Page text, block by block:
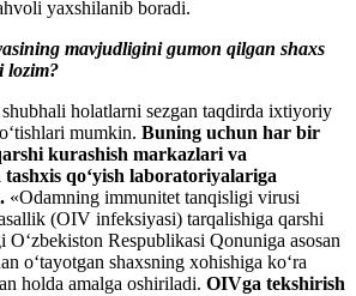
yaxshilanib boradi.
mavjudligini gumon qilgan shaxs
lozim?
holatlarni sezgan taqdirda ixtiyoriy
mumkin. Buning uchun har bir
kurashish markazlari va
qo‘yish laboratoriyalariga
«Odamning immunitet tanqisligi virusi
(OIV infeksiyasi) tarqalishiga qarshi
O‘zbekiston Respublikasi Qonuniga asosan
o‘tayotgan shaxsning xohishiga ko‘ra
holda amalga oshiriladi. OIVga tekshirish